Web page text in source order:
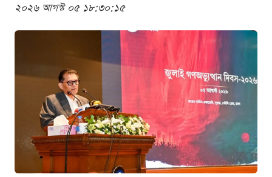
২০২৬ আগস্ট ০৫ ১৮:৩০:১৫